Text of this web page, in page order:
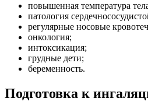
повышенная температура
патология
регулярные носовые
онкология;
интоксикация;
грудные дети;
беременность.
Подготовка к